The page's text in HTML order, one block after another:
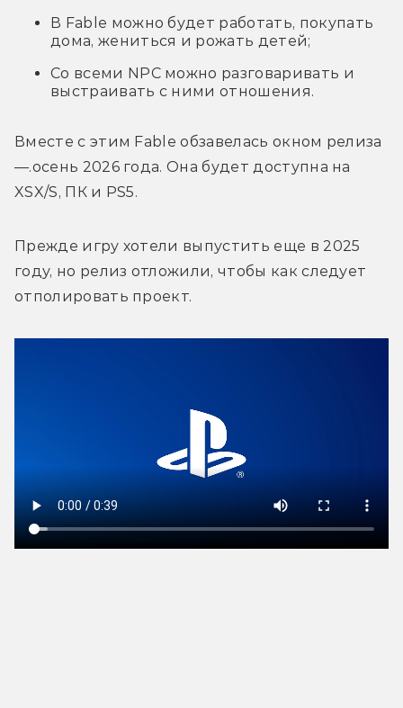
В Fable можно будет работать, покупать
дома, жениться и рожать детей;
Со всеми NPC можно разговаривать и
выстраивать с ними отношения.
Вместе с этим Fable обзавелась окном релиза
—.осень 2026 года. Она будет доступна на
XSX/S, ПК и PS5.
Прежде игру хотели выпустить еще в 2025
году, но релиз отложили, чтобы как следует
отполировать проект.